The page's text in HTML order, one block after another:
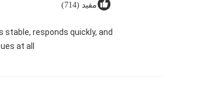
مفید (714)
stable, responds quickly, and
at all.